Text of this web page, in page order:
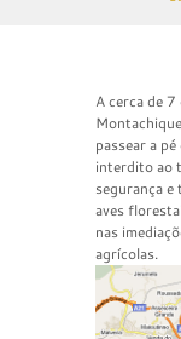
A cerca de
passear a
interdito ao
segurança e
aves
nas
agrícolas.